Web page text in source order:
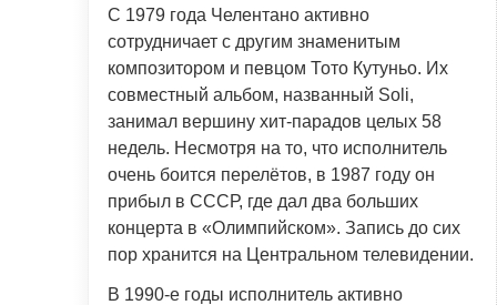
С 1979 года Челентано активно
сотрудничает с другим знаменитым
композитором и певцом Тото Кутуньо. Их
совместный альбом, названный Soli,
занимал вершину хит-парадов целых 58
недель. Несмотря на то, что исполнитель
очень боится перелётов, в 1987 году он
прибыл в СССР, где дал два больших
концерта в «Олимпийском». Запись до сих
пор хранится на Центральном телевидении.
В 1990-е годы исполнитель активно